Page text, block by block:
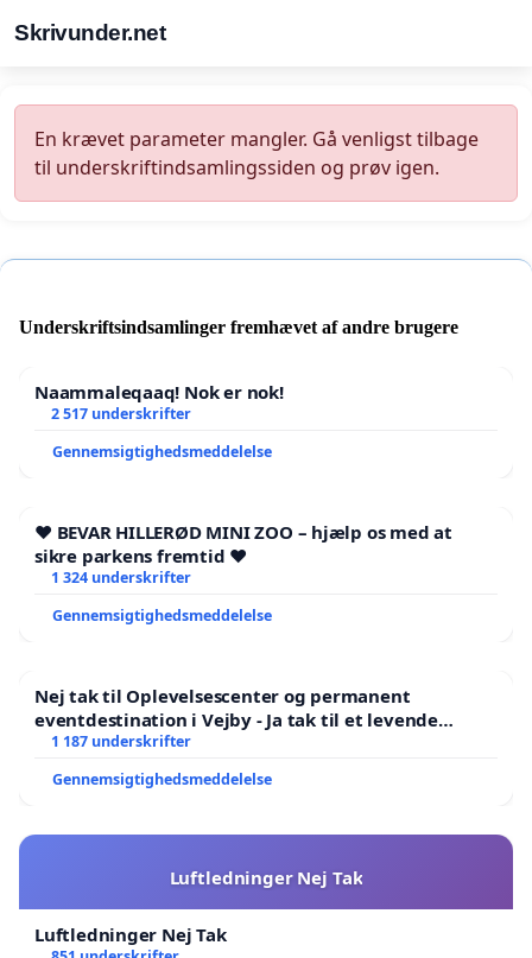
Skrivunder.net
En krævet parameter mangler. Gå venligst tilbage
til underskriftindsamlingssiden og prøv igen.
Underskriftsindsamlinger fremhævet af andre brugere
Naammaleqaaq! Nok er nok!
2 517 underskrifter
Gennemsigtighedsmeddelelse
❤️ BEVAR HILLERØD MINI ZOO – hjælp os med at
sikre parkens fremtid ❤️
1 324 underskrifter
Gennemsigtighedsmeddelelse
Nej tak til Oplevelsescenter og permanent
eventdestination i Vejby - Ja tak til et levende
lokalområde i balance
1 187 underskrifter
Gennemsigtighedsmeddelelse
Luftledninger Nej Tak
Luftledninger Nej Tak